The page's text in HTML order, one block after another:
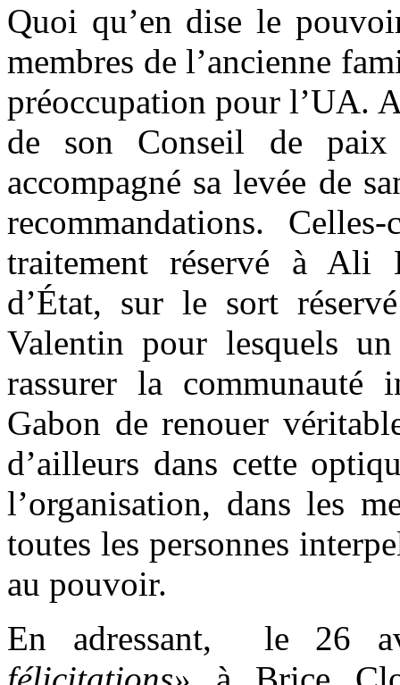
Quoi qu’en dise le
membres de l’ancienne
préoccupation pour l’UA.
de son Conseil de
accompagné sa levée de
recommandations.
traitement réservé à Ali
d’État, sur le sort
Valentin pour lesquels
rassurer la communauté
Gabon de renouer
d’ailleurs dans cette
l’organisation, dans les
toutes les personnes
au pouvoir.
En adressant, le 26